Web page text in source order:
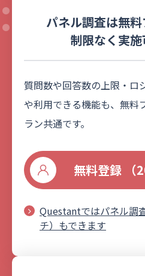
パネル調査は無
制限なく実施
質問数や回答数の上限・ロ
や利用できる機能も、無料
ラン共通です。
無料登録 （
Questantではパネル調
チ）もできます